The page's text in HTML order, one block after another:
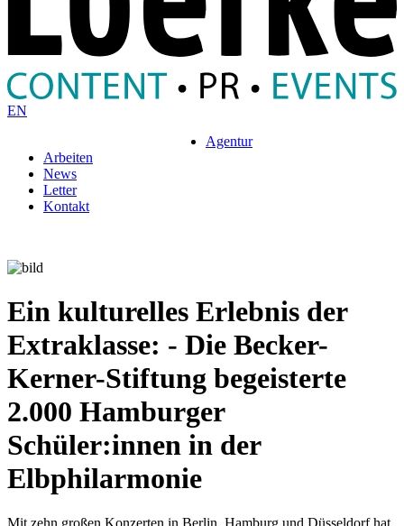
EN
Agentur
Arbeiten
News
Letter
Kontakt
Ein kulturelles Erlebnis der
Extraklasse: - Die Becker-
Kerner-Stiftung begeisterte
2.000 Hamburger
Schüler:innen in der
Elbphilarmonie
Mit zehn großen Konzerten in Berlin, Hamburg und Düsseldorf hat